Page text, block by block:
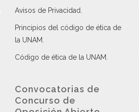
Avisos de Privacidad
Principios del código de ética de
la UNAM
Código de ética de la UNAM
Convocatorias de
Concurso de